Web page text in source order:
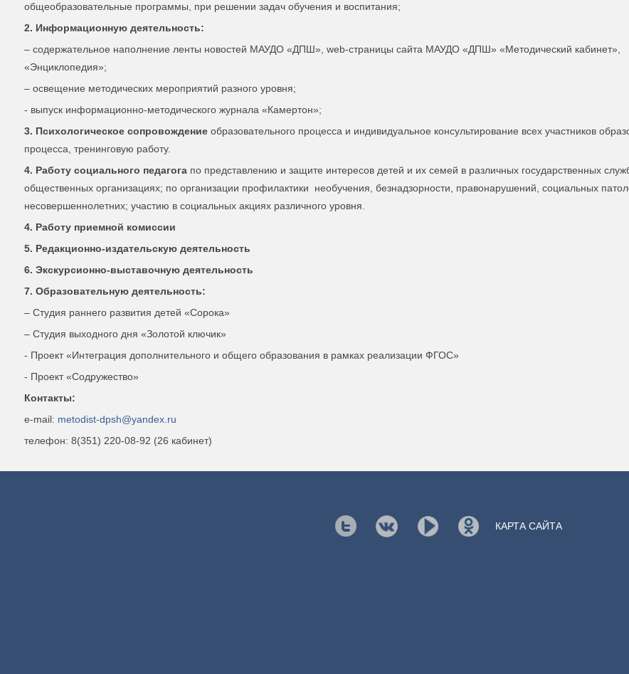
общеобразовательные программы, при решении задач обучения и воспитания;
2. Информационную деятельность:
– содержательное наполнение ленты новостей МАУДО «ДПШ», web-страницы сайта МАУДО «ДПШ» «Методический кабинет»,
«Энциклопедия»;
– освещение методических мероприятий разного уровня;
- выпуск информационно-методического журнала «Камертон»;
3. Психологическое сопровождение образовательного процесса и индивидуальное консультирование всех участников
процесса, тренинговую работу.
4. Работу социального педагога по представлению и защите интересов детей и их семей в различных государственных
общественных организациях; по организации профилактики необучения, безнадзорности, правонарушений, социальных
несовершеннолетних; участию в социальных акциях различного уровня.
4. Работу приемной комиссии
5. Редакционно-издательскую деятельность
6. Экскурсионно-выставочную деятельность
7. Образовательную деятельность:
– Студия раннего развития детей «Сорока»
– Студия выходного дня «Золотой ключик»
- Проект «Интеграция дополнительного и общего образования в рамках реализации ФГОС»
- Проект «Содружество»
Контакты:
e-mail: metodist-dpsh@yandex.ru
телефон: 8(351) 220-08-92 (26 кабинет)
КАРТА САЙТА